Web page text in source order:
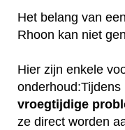
Het belang van
Rhoon kan niet
Hier zijn enkele
vroegtijdige
ze direct worden